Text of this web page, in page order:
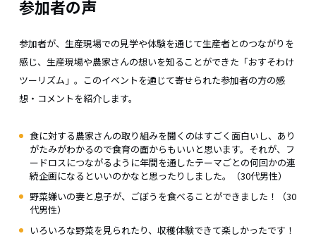
参加者の声
参加者が、生産現場での見学や体験を通じて生産者とのつながりを
感じ、生産現場や農家さんの想いを知ることができた「おすそわけ
ツーリズム」。このイベントを通じて寄せられた参加者の方の感
想・コメントを紹介します。
食に対する農家さんの取り組みを聞くのはすごく面白いし、あり
がたみがわかるので食育の面からもいいと思います。それが、フ
ードロスにつながるように年間を通したテーマごとの何回かの連
続企画になるといいのかなと思ったりしました。（30代男性）
野菜嫌いの妻と息子が、ごぼうを食べることができました！（30
代男性）
いろいろな野菜を見られたり、収穫体験できて楽しかったです！